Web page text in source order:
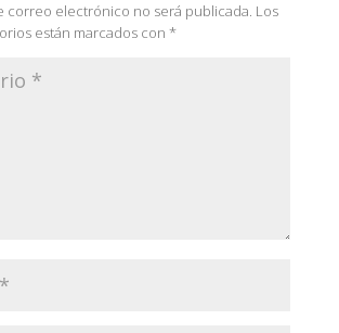
correo electrónico no será publicada. Los
están marcados con *